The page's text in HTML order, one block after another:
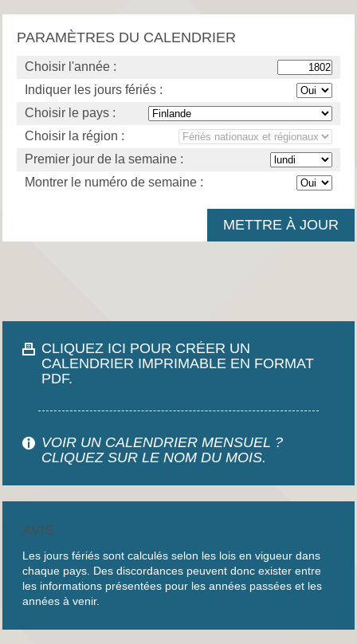
PARAMÈTRES DU CALENDRIER
Choisir l'année :
Indiquer les jours fériés :
Choisir le pays :
Choisir la région :
Premier jour de la semaine :
Montrer le numéro de semaine :
CLIQUEZ ICI POUR CRÉER UN
CALENDRIER IMPRIMABLE EN FORMAT
PDF.
VOIR UN CALENDRIER MENSUEL ?
CLIQUEZ SUR LE NOM DU MOIS.
AVIS
Les jours fériés sont calculés selon les lois en vigueur dans
chaque pays. Des discordances peuvent donc exister entre
les informations présentées pour les années passées et les
années à venir.